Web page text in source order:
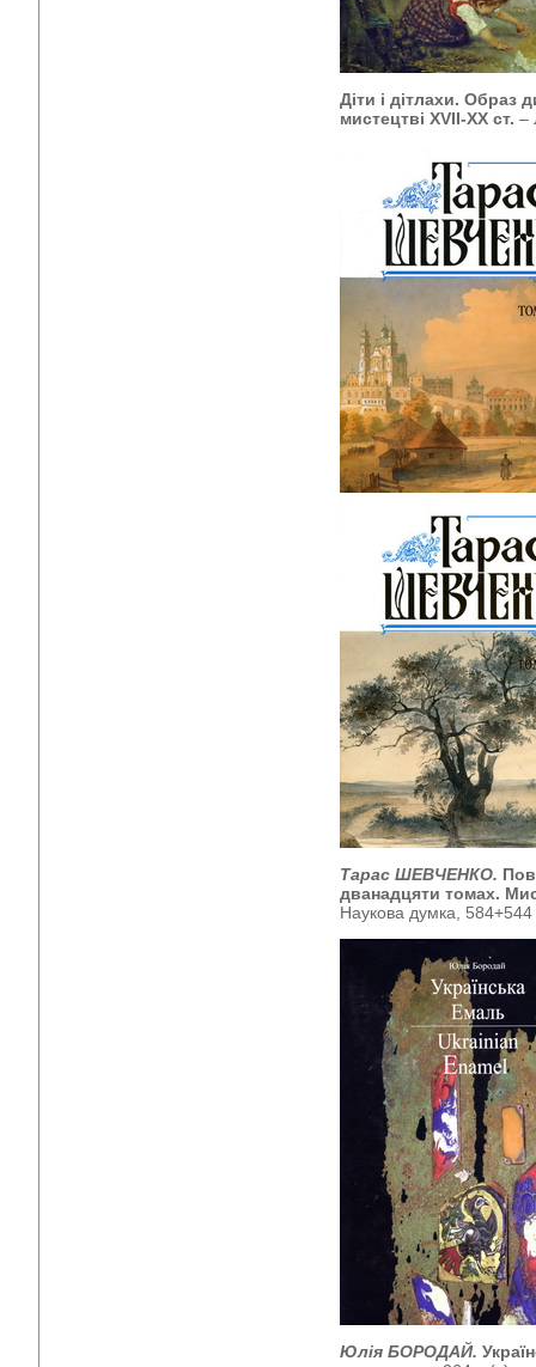
Діти і дітлахи. Образ
мистецтві XVІІ-ХХ ст. –
Тарас ШЕВЧЕНКО.
дванадцяти томах.
Наукова думка, 584+544
Юлія БОРОДАЙ.